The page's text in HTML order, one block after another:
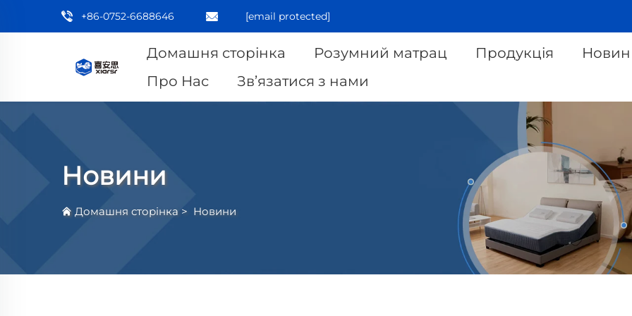
+86-0752-6688646 [email protected]
Домашня сторінка Розумний матрац Продукція
Про Нас
Зв’язатися з нами
Новини
Домашня сторінка > Новини